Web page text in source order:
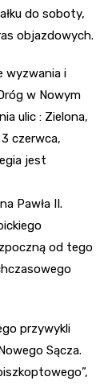
do soboty,
objazdowych.
wyzwania i
w Nowym
ulic : Zielona,
czerwca,
jest
Pawła II.
od tego
przywykli
Sącza.